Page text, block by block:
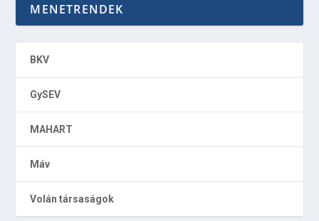
MENETRENDEK
BKV
GySEV
MAHART
Máv
Volán társaságok